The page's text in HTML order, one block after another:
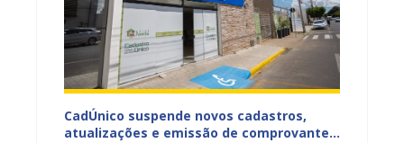
CadÚnico suspende novos cadastros,
atualizações e emissão de comprovantes